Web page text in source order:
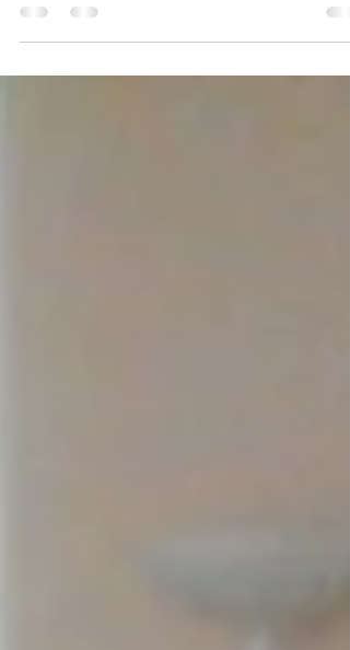
[Appel à cotisation annuelle] pour rester membre ou